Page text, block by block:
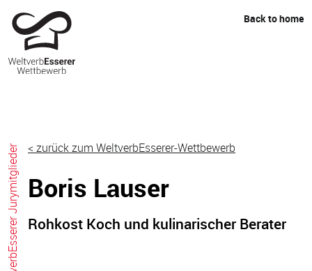
content
Back to home
WeltverbEsserer Jurymitglieder < zurück zum WeltverbEsserer-Wettbewerb
Boris Lauser
Rohkost Koch und kulinarischer Berater